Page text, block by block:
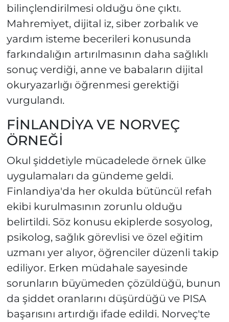
bilinçlendirilmesi olduğu öne çıktı.
Mahremiyet, dijital iz, siber zorbalık ve
yardım isteme becerileri konusunda
farkındalığın artırılmasının daha sağlıklı
sonuç verdiği, anne ve babaların dijital
okuryazarlığı öğrenmesi gerektiği
vurgulandı.
FİNLANDİYA VE NORVEÇ
ÖRNEĞİ
Okul şiddetiyle mücadelede örnek ülke
uygulamaları da gündeme geldi.
Finlandiya'da her okulda bütüncül refah
ekibi kurulmasının zorunlu olduğu
belirtildi. Söz konusu ekiplerde sosyolog,
psikolog, sağlık görevlisi ve özel eğitim
uzmanı yer alıyor, öğrenciler düzenli takip
ediliyor. Erken müdahale sayesinde
sorunların büyümeden çözüldüğü, bunun
da şiddet oranlarını düşürdüğü ve PISA
başarısını artırdığı ifade edildi. Norveç'te